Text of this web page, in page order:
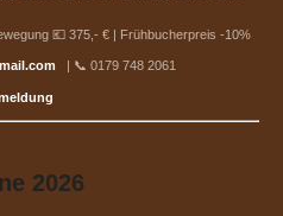
💶 375,- € | Frühbucherpreis -10%
| 📞 0179 748 2061
2026